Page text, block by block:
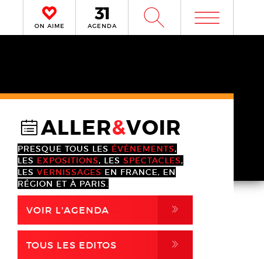
ON AIME AGENDA W m
@ALLER&VOIR
PRESQUE TOUS LES ÉVÈNEMENTS,
LES EXPOSITIONS, LES SPECTACLES,
LES VERNISSAGES EN FRANCE, EN
RÉGION ET À PARIS.
VOIR L'AGENDA ,
TOUS LES EDITOS ,